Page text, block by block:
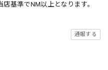
基準でNM以上となります。
通報する